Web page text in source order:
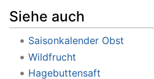
Siehe auch
Saisonkalender Obst
Wildfrucht
Hagebuttensaft